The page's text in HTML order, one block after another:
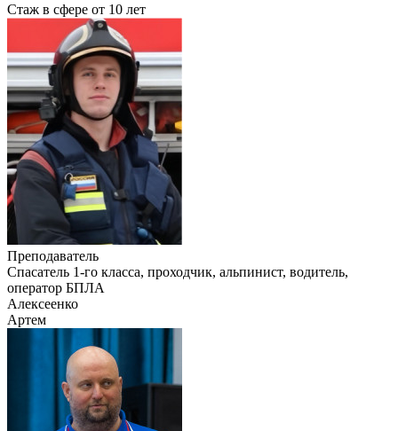
Стаж в сфере от 10 лет
Преподаватель
Cпасатель 1-го класса, проходчик, альпинист, водитель,
оператор БПЛА
Алексеенко
Артем